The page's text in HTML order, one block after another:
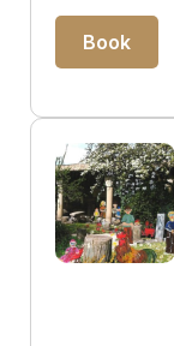
Book